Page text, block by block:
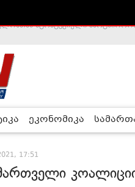
ეკონომიკა
17:51